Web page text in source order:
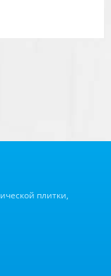
плитки,